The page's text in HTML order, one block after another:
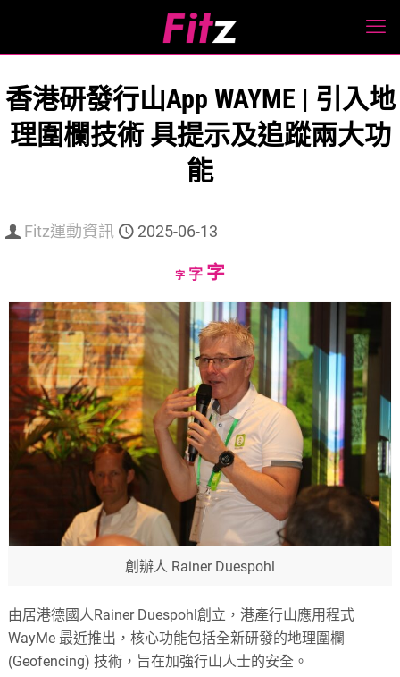
香港研發行山App WAYME | 引入地
理圍欄技術 具提示及追蹤兩大功
能
Fitz運動資訊 2025-06-13
字Decrease
size.
字Reset
size.
字Increase
size.
創辦人 Rainer Duespohl
由居港德國人Rainer Duespohl創立，港產行山應用程式
WayMe 最近推出，核心功能包括全新研發的地理圍欄
(Geofencing) 技術，旨在加強行山人士的安全。